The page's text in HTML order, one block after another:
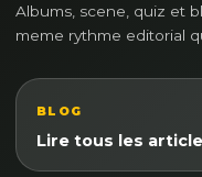
Albums, scene, quiz et
meme rythme editorial
BLOG
Lire tous les